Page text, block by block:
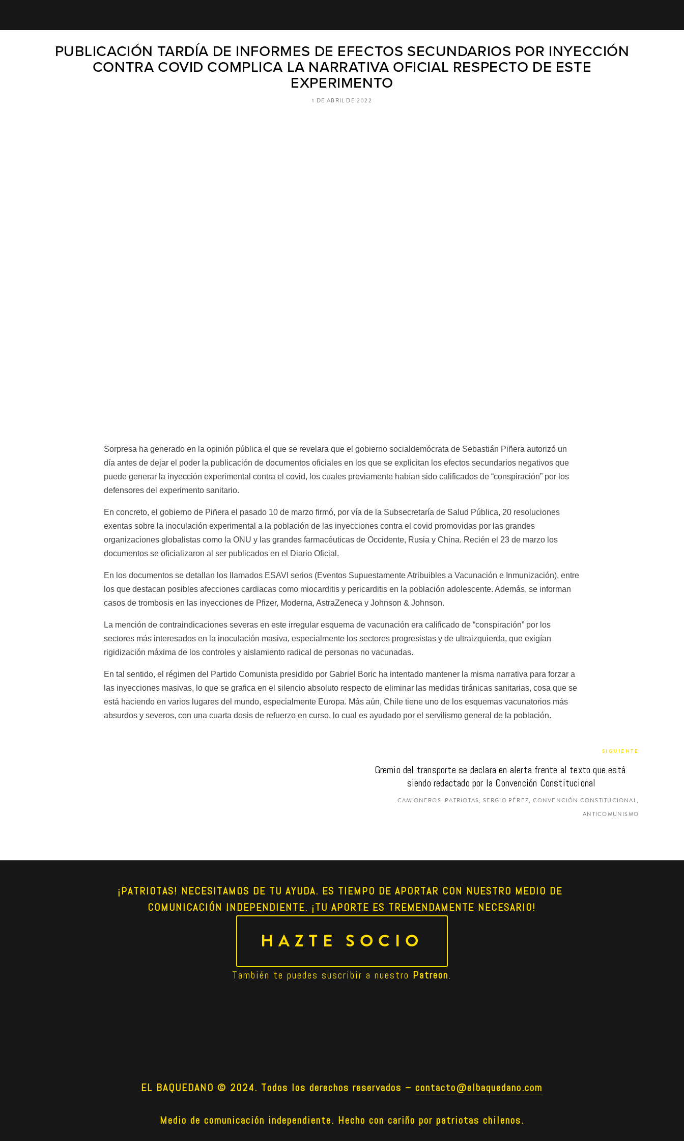
PUBLICACIÓN TARDÍA DE INFORMES DE EFECTOS SECUNDARIOS POR INYECCIÓN
CONTRA COVID COMPLICA LA NARRATIVA OFICIAL RESPECTO DE ESTE
EXPERIMENTO
Sorpresa ha generado en la opinión pública el que se revelara que el gobierno socialdemócrata de Sebastián Piñera autorizó un
día antes de dejar el poder la publicación de documentos oficiales en los que se explicitan los efectos secundarios negativos que
puede generar la inyección experimental contra el covid, los cuales previamente habían sido calificados de “conspiración” por los
defensores del experimento sanitario.
En concreto, el gobierno de Piñera el pasado 10 de marzo firmó, por vía de la Subsecretaría de Salud Pública, 20 resoluciones
exentas sobre la inoculación experimental a la población de las inyecciones contra el covid promovidas por las grandes
organizaciones globalistas como la ONU y las grandes farmacéuticas de Occidente, Rusia y China. Recién el 23 de marzo los
documentos se oficializaron al ser publicados en el Diario Oficial.
En los documentos se detallan los llamados ESAVI serios (Eventos Supuestamente Atribuibles a Vacunación e Inmunización), entre
los que destacan posibles afecciones cardiacas como miocarditis y pericarditis en la población adolescente. Además, se informan
casos de trombosis en las inyecciones de Pfizer, Moderna, AstraZeneca y Johnson & Johnson.
La mención de contraindicaciones severas en este irregular esquema de vacunación era calificado de “conspiración” por los
sectores más interesados en la inoculación masiva, especialmente los sectores progresistas y de ultraizquierda, que exigían
rigidización máxima de los controles y aislamiento radical de personas no vacunadas.
En tal sentido, el régimen del Partido Comunista presidido por Gabriel Boric ha intentado mantener la misma narrativa para forzar a
las inyecciones masivas, lo que se grafica en el silencio absoluto respecto de eliminar las medidas tiránicas sanitarias, cosa que se
está haciendo en varios lugares del mundo, especialmente Europa. Más aún, Chile tiene uno de los esquemas vacunatorios más
absurdos y severos, con una cuarta dosis de refuerzo en curso, lo cual es ayudado por el servilismo general de la población.
1 DE ABRIL DE 2022
SIGUIENTE
Gremio del transporte se declara en alerta frente al texto que está
siendo redactado por la Convención Constitucional
CAMIONEROS, PATRIOTAS, SERGIO PÉREZ, CONVENCIÓN CONSTITUCIONAL,
ANTICOMUNISMO
¡PATRIOTAS! NECESITAMOS DE TU AYUDA. ES TIEMPO DE APORTAR CON NUESTRO MEDIO DE
COMUNICACIÓN INDEPENDIENTE. ¡TU APORTE ES TREMENDAMENTE NECESARIO!
HAZTE SOCIO
También te puedes suscribir a nuestro Patreon.
EL BAQUEDANO © 2024. Todos los derechos reservados – contacto@elbaquedano.com
Medio de comunicación independiente. Hecho con cariño por patriotas chilenos.